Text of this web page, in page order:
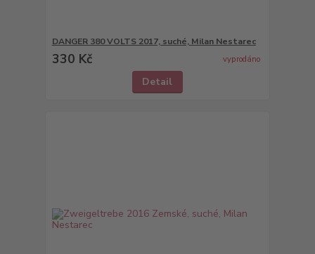
DANGER 380 VOLTS 2017, suché, Milan Nestarec
330 Kč vyprodáno
Detail